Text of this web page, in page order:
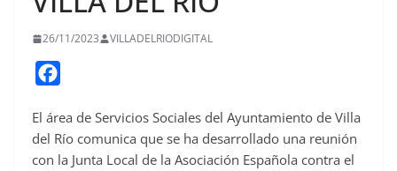
26/11/2023 VILLADELRIODIGITAL
c
e
El área de Servicios Sociales del Ayuntamiento de Villa
del Río comunica que se ha desarrollado una reunión
con la Junta Local de la Asociación Española contra el